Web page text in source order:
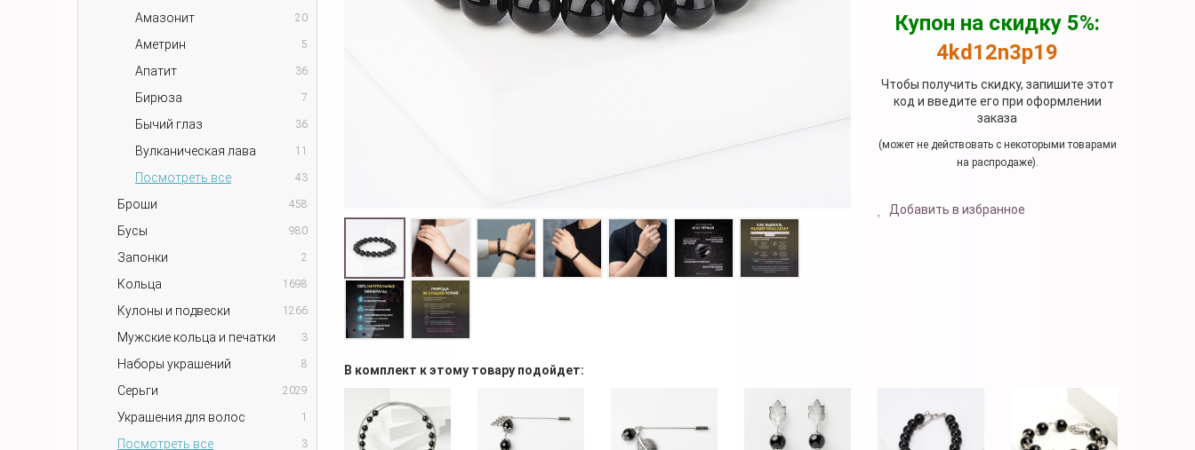
Амазонит 20
Аметрин 5
Апатит 36
Бирюза 7
Бычий глаз 36
Вулканическая лава 11
Посмотреть все 43
Броши 458
Бусы 980
Запонки 2
Кольца 1698
Кулоны и подвески 1266
Мужские кольца и печатки 3
Наборы украшений 8
Серьги 2029
Украшения для волос 1
Посмотреть все 3
Купон на скидку 5%:
4kd12n3p19
Чтобы получить скидку, запишите этот
код и введите его при оформлении
заказа
(может не действовать с некоторыми товарами
на распродаже).
Добавить в избранное
В комплект к этому товару подойдет: